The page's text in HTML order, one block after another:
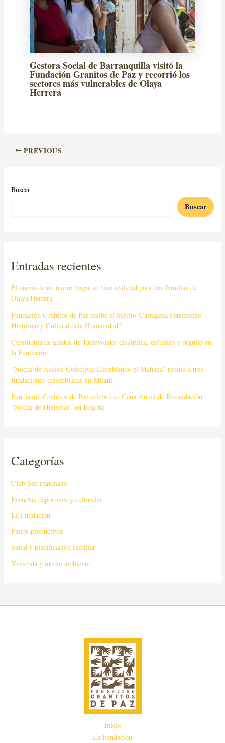
Gestora Social de Barranquilla visitó la
Fundación Granitos de Paz y recorrió los
sectores más vulnerables de Olaya
Herrera
PREVIOUS
Buscar
Buscar
Entradas recientes
El sueño de un nuevo hogar se hizo realidad para dos familias de
Olaya Herrera
Fundación Granitos de Paz recibe el Mérito“Cartagena Patrimonio
Histórico y Cultural dela Humanidad”
Ceremonia de grados de Taekwondo: disciplina, esfuerzo y orgullo en
la Fundación
“Noche de Acción Colectiva: Escribiendo el Mañana” reunió a tres
fundaciones colombianas en Miami
Fundación Granitos de Paz celebró su Cena Anual de Recaudación
“Noche de Historias” en Bogotá
Categorías
Club San Pancracio
Escuelas deportivas y culturales
La Fundación
Patios productivos
Salud y planificación familiar
Vivienda y medio ambiente
Inicio
La Fundación